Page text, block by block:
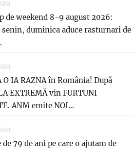
de weekend 8-9 august 2026:
senin, duminica aduce rasturnari de
O IA RAZNA în România! După
EXTREMĂ vin FURTUNI
ANM emite NOI...
de 79 de ani pe care o ajutam de